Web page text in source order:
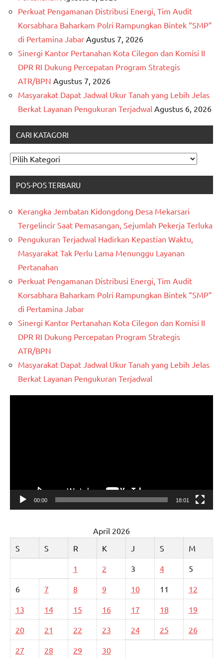
Perkuat Pengamanan Distribusi Energi, Tim Audit
Korsabhara Baharkam Polri Rampungkan Bintek “SMP”
di Pertamina Jabar Agustus 7, 2026
Sinergi Kantor Pertanahan Kota Cilegon dan Komisi II
DPR RI Dukung Percepatan Program Strategis
ATR/BPN Agustus 7, 2026
Masyarakat Dapat Jadwal Ukur Tanah yang Lebih Jelas
Berkat Layanan Pengukuran Terjadwal Agustus 6, 2026
CARI KATAGORI
CARI
POS-POS TERBARU
Kerangka Jembatan Kidongdong Desa Mekarsari
Tergelincir Saat Pemasangan, Sejumlah Pekerja Terluka
Pengukuran Terjadwal Hadirkan Kepastian Waktu,
Masyarakat Tak Perlu Lama Menunggu Layanan
Pertanahan
Perkuat Pengamanan Distribusi Energi, Tim Audit
Korsabhara Baharkam Polri Rampungkan Bintek “SMP”
di Pertamina Jabar
Sinergi Kantor Pertanahan Kota Cilegon dan Komisi II
DPR RI Dukung Percepatan Program Strategis
ATR/BPN
Masyarakat Dapat Jadwal Ukur Tanah yang Lebih Jelas
Berkat Layanan Pengukuran Terjadwal
00:00 18:01
April 2026
S
S R K J S M
1 2 3 4 5
6 7 8 9 10 11 12
13 14 15 16 17 18 19
20 21 22 23 24 25 26
27 28 29 30